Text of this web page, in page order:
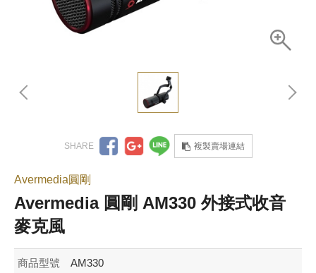
複製賣場連結
Avermedia圓剛
Avermedia 圓剛 AM330 外接式收音
麥克風
商品型號 AM330